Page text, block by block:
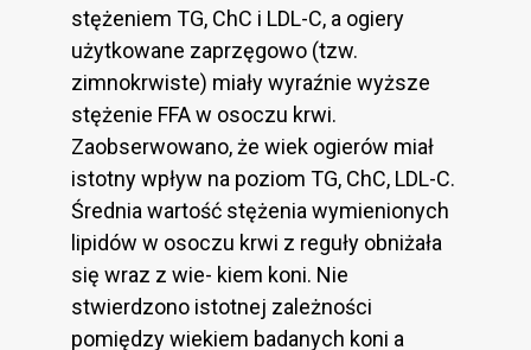
stężeniem TG, ChC i LDL-C, a ogiery
użytkowane zaprzęgowo (tzw.
zimnokrwiste) miały wyraźnie wyższe
stężenie FFA w osoczu krwi.
Zaobserwowano, że wiek ogierów miał
istotny wpływ na poziom TG, ChC, LDL-C.
Średnia wartość stężenia wymienionych
lipidów w osoczu krwi z reguły obniżała
się wraz z wie- kiem koni. Nie
stwierdzono istotnej zależności
pomiędzy wiekiem badanych koni a